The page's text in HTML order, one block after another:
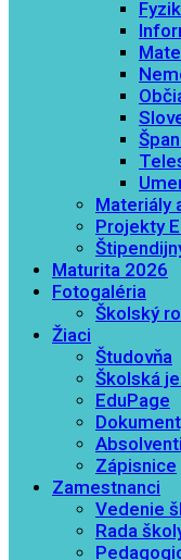
Materiály
Projekty
Maturita 2026
Fotogaléria
Školský
Žiaci
Študovňa
Školská
EduPage
Absolventi
Zápisnice
Zamestnanci
Vedenie
Rada